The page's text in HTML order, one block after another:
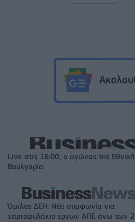
Live στις 16:00, ο αγώνας της
Βουλγαρία
Όμιλος ΔΕΗ: Νέα συμφωνία για
χαρτοφυλάκιο έργων ΑΠΕ άνω των